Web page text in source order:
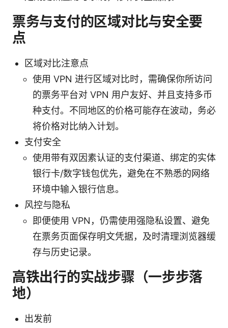
票务与支付的区域对比与安全要
点
区域对比注意点
使用 VPN 进行区域对比时，需确保你所访问
的票务平台对 VPN 用户友好、并且支持多币
种支付。不同地区的价格可能存在波动，务必
将价格对比纳入计划。
支付安全
使用带有双因素认证的支付渠道、绑定的实体
银行卡/数字钱包优先，避免在不熟悉的网络
环境中输入银行信息。
风控与隐私
即便使用 VPN，仍需使用强隐私设置、避免
在票务页面保存明文凭据，及时清理浏览器缓
存与历史记录。
高铁出行的实战步骤（一步步落
地）
出发前